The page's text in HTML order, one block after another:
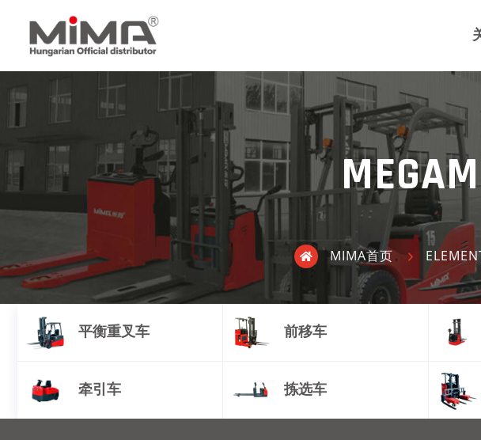
MIMA首页
平衡重叉车 前移车
牵引车 拣选车